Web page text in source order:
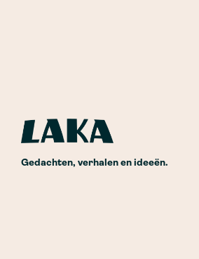
Gedachten, verhalen en ideeën.